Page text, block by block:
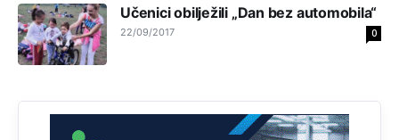
Učenici obilježili „Dan bez automobila“
22/09/2017 0
koristi internet, niti ima pristup računarima
Анонимно2818605